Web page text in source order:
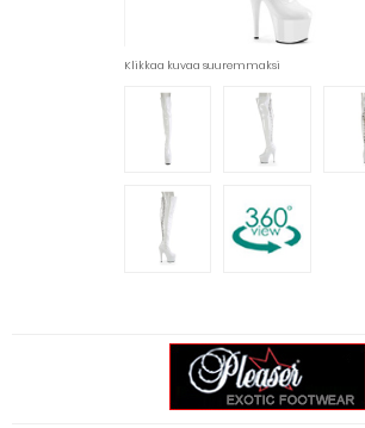
Klikkaa kuvaa suuremmaksi